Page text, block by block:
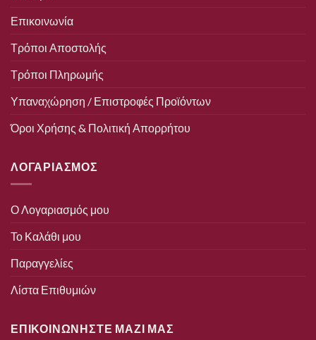
Επικοινωνία
Τρόποι Αποστολής
Τρόποι Πληρωμής
Υπαναχώρηση / Επιστροφές Προϊόντων
Όροι Χρήσης & Πολιτική Απορρήτου
ΛΟΓΑΡΙΑΣΜΟΣ
Ο Λογαριασμός μου
Το Καλάθι μου
Παραγγελίες
Λίστα Επιθυμιών
ΕΠΙΚΟΙΝΩΝΗΣΤΕ ΜΑΖΙ ΜΑΣ